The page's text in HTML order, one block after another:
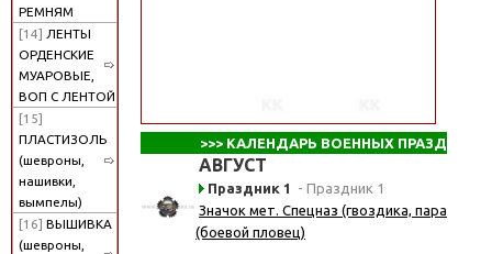
РЕМНЯМ
[14] ЛЕНТЫ
ОРДЕНСКИЕ
МУАРОВЫЕ,
ВОП С ЛЕНТОЙ
[15]
ПЛАСТИЗОЛЬ
(шевроны,
нашивки,
вымпелы)
[16] ВЫШИВКА
(шевроны,
>>> КАЛЕНДАРЬ ВОЕННЫХ
АВГУСТ
Праздник 1 - Праздник 1
Значок мет. Спецназ (гвоздика, парашют,
(боевой пловец)